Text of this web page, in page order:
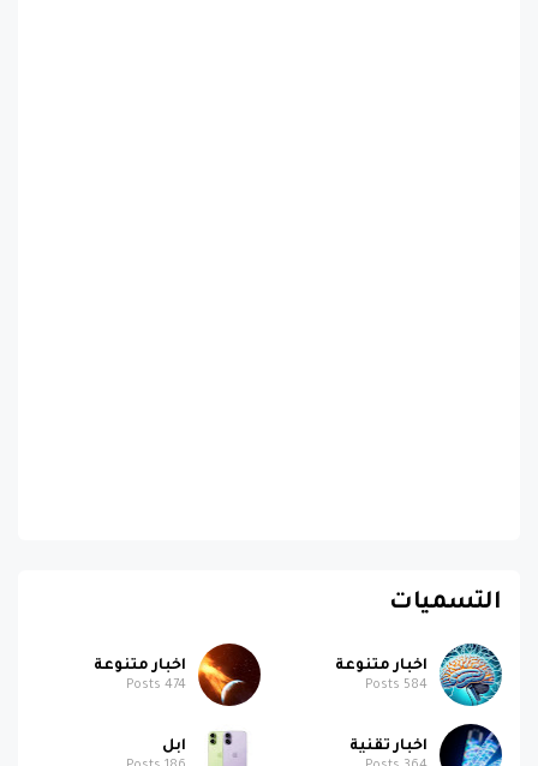
التسميات
اخبار متنوعة
584
اخبار متنوعة
474
اخبار تقنية ابل